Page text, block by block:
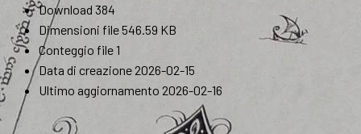
Download 384
Dimensioni file546.59 KB
Conteggio file1
Data di creazione2026-02-15
Ultimo aggiornamento 2026-02-16